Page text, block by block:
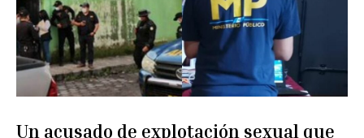
Un acusado de explotación sexual que